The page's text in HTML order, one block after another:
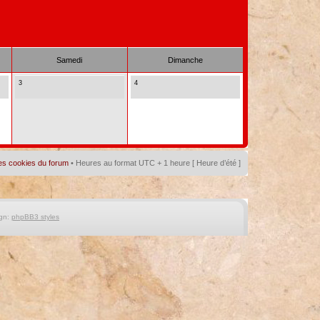
Samedi Dimanche
3 4
cookies du forum • Heures au format UTC + 1 heure [ Heure d’été ]
phpBB3 styles